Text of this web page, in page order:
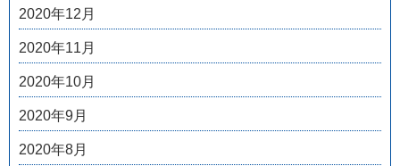
2020年12月
2020年11月
2020年10月
2020年9月
2020年8月